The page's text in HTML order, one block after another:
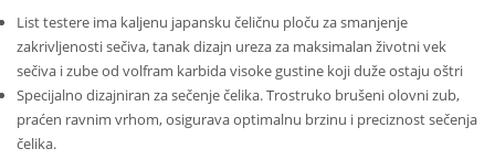
List testere ima kaljenu japansku čeličnu ploču za smanjenje
zakrivljenosti sečiva, tanak dizajn ureza za maksimalan životni vek
sečiva i zube od volfram karbida visoke gustine koji duže ostaju oštri
Specijalno dizajniran za sečenje čelika. Trostruko brušeni olovni zub,
praćen ravnim vrhom, osigurava optimalnu brzinu i preciznost sečenja
čelika.